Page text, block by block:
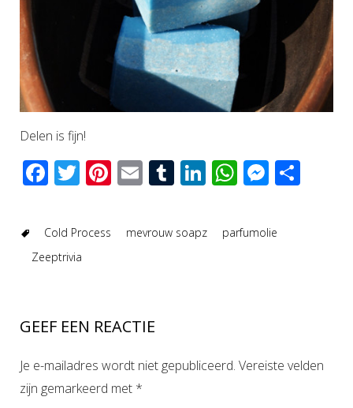
Delen is fijn!
Facebook
Twitter
Pinterest
EmailTumblr
LinkedIn
Cold Process mevrouw soapz
parfumolie
Zeeptrivia
GEEF EEN REACTIE
Je e-mailadres wordt niet gepubliceerd. Vereiste velden
zijn gemarkeerd met *